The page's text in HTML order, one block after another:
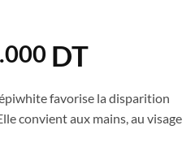
:
DTLe
actuel
est :
favorise la disparition
convient aux mains, au visage